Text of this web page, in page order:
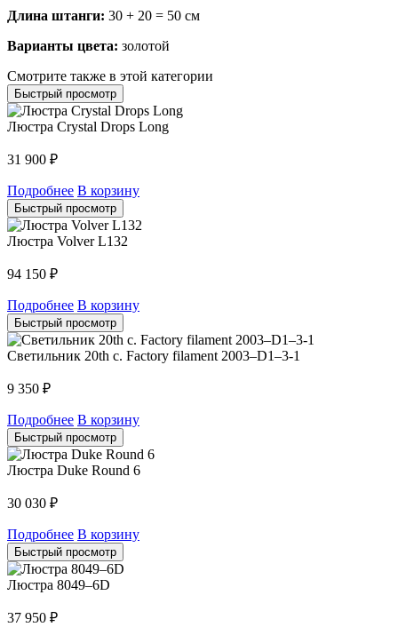
Длина штанги: 30 + 20 = 50 см
Варианты цвета: золотой
Смотрите также в этой категории
Быстрый просмотр
Люстра Crystal Drops Long
31 900 ₽
Подробнее В корзину
Быстрый просмотр
Люстра Volver L132
94 150 ₽
Подробнее В корзину
Быстрый просмотр
Светильник 20th c. Factory filament 2003–D1–3-1
9 350 ₽
Подробнее В корзину
Быстрый просмотр
Люстра Duke Round 6
30 030 ₽
Подробнее В корзину
Быстрый просмотр
Люстра 8049–6D
37 950 ₽